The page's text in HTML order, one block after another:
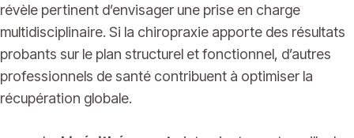
révèle pertinent d’envisager une prise en charge
multidisciplinaire. Si la chiropraxie apporte des résultats
probants sur le plan structurel et fonctionnel, d’autres
professionnels de santé contribuent à optimiser la
récupération globale.